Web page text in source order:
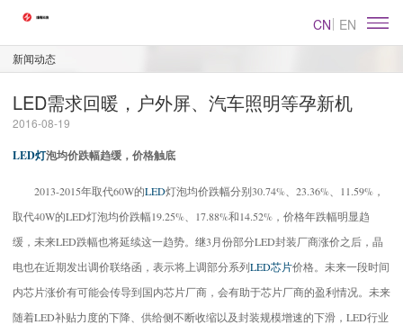
CN EN
新闻动态
LED需求回暖，户外屏、汽车照明等孕新机
2016-08-19
LED灯泡均价跌幅趋缓，价格触底
2013-2015年取代60W的LED灯泡均价跌幅分别30.74%、23.36%、11.59%，
取代40W的LED灯泡均价跌幅19.25%、17.88%和14.52%，价格年跌幅明显趋
缓，未来LED跌幅也将延续这一趋势。继3月份部分LED封装厂商涨价之后，晶
电也在近期发出调价联络函，表示将上调部分系列LED芯片价格。未来一段时间
内芯片涨价有可能会传导到国内芯片厂商，会有助于芯片厂商的盈利情况。未来
随着LED补贴力度的下降、供给侧不断收缩以及封装规模增速的下滑，LED行业